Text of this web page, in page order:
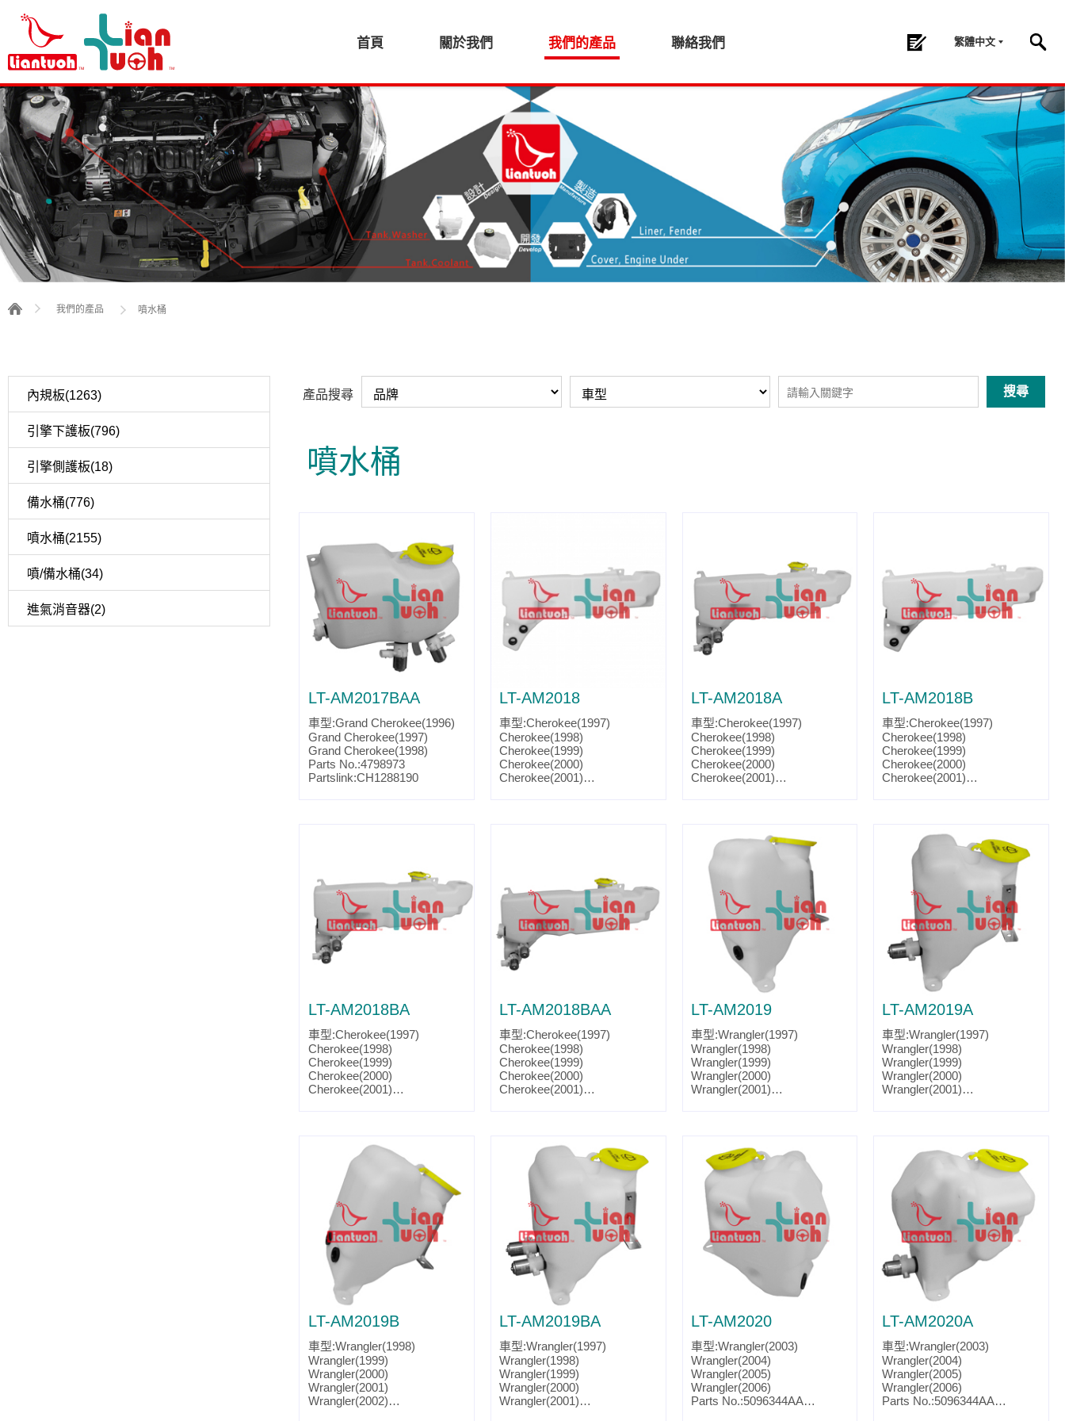
繁體中文
首頁 關於我們 我們的產品 聯絡我們
我們的產品 噴水桶
產品搜尋 搜尋
噴水桶
LT-AM2017BAA
車型:Grand Cherokee(1996)
Grand Cherokee(1997)
Grand Cherokee(1998)
Parts No.:4798973
Partslink:CH1288190
LT-AM2018
車型:Cherokee(1997)
Cherokee(1998)
Cherokee(1999)
Cherokee(2000)
Cherokee(2001)
LT-AM2018A
車型:Cherokee(1997)
Cherokee(1998)
Cherokee(1999)
Cherokee(2000)
Cherokee(2001)
LT-AM2018B
車型:Cherokee(1997)
Cherokee(1998)
Cherokee(1999)
Cherokee(2000)
Cherokee(2001)
LT-AM2018BA
車型:Cherokee(1997)
Cherokee(1998)
Cherokee(1999)
Cherokee(2000)
Cherokee(2001)
LT-AM2018BAA
車型:Cherokee(1997)
Cherokee(1998)
Cherokee(1999)
Cherokee(2000)
Cherokee(2001)
LT-AM2019
車型:Wrangler(1997)
Wrangler(1998)
Wrangler(1999)
Wrangler(2000)
Wrangler(2001)
LT-AM2019A
車型:Wrangler(1997)
Wrangler(1998)
Wrangler(1999)
Wrangler(2000)
Wrangler(2001)
LT-AM2019B
車型:Wrangler(1998)
Wrangler(1999)
Wrangler(2000)
Wrangler(2001)
Wrangler(2002)
LT-AM2019BA
車型:Wrangler(1997)
Wrangler(1998)
Wrangler(1999)
Wrangler(2000)
Wrangler(2001)
LT-AM2020
車型:Wrangler(2003)
Wrangler(2004)
Wrangler(2005)
Wrangler(2006)
Parts No.:5096344AA
LT-AM2020A
車型:Wrangler(2003)
Wrangler(2004)
Wrangler(2005)
Wrangler(2006)
Parts No.:5096344AA
內規板(1263)
引擎下護板(796)
引擎側護板(18)
備水桶(776)
噴水桶(2155)
噴/備水桶(34)
進氣消音器(2)